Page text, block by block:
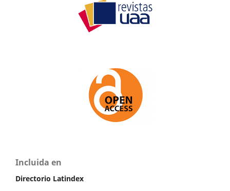
Incluida en
Directorio Latindex